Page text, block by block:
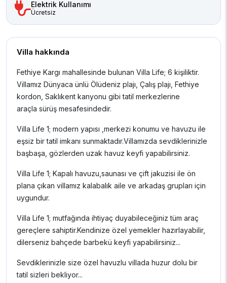
Elektrik Kullanımı
Ücretsiz
Villa hakkında
Fethiye Kargı mahallesinde bulunan Villa Life; 6 kişiliktir.
Villamız Dünyaca ünlü Ölüdeniz plajı, Çalış plajı, Fethiye
kordon, Saklıkent kanyonu gibi tatil merkezlerine
araçla sürüş mesafesindedir.
Villa Life 1; modern yapısı ,merkezi konumu ve havuzu ile
eşsiz bir tatil imkanı sunmaktadır.Villamızda sevdiklerinizle
başbaşa, gözlerden uzak havuz keyfi yapabilirsiniz.
Villa Life 1; Kapalı havuzu,saunası ve çift jakuzisi ile ön
plana çıkan villamız kalabalık aile ve arkadaş grupları için
uygundur.
Villa Life 1; mutfağında ihtiyaç duyabileceğiniz tüm araç
gereçlere sahiptir.Kendinize özel yemekler hazırlayabilir,
dilerseniz bahçede barbekü keyfi yapabilirsiniz...
Sevdiklerinizle size özel havuzlu villada huzur dolu bir
tatil sizleri bekliyor...